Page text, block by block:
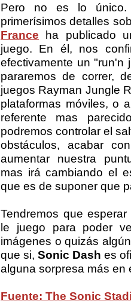
Pero no es lo único.
primerísimos detalles
France ha publicado
juego. En él, nos
efectivamente un "run'n
pararemos de correr,
juegos Rayman Jungle
plataformas móviles, o
referente mas
podremos controlar el
obstáculos, acabar
aumentar nuestra
mas irá cambiando el
que es de suponer que
Tendremos que
le juego para poder
imágenes o quizás
que si, Sonic Dash es
alguna sorpresa más en
Fuente: The Sonic